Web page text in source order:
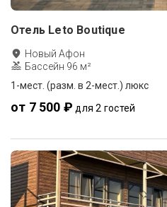
Отель Leto Boutique
Новый Афон
Бассейн 96 м²
1-мест. (разм. в 2-мест.) люкс
от 7 500 ₽ для 2 гостей